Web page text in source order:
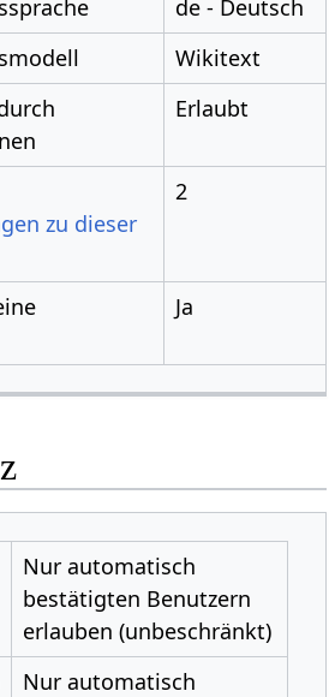
de - Deutsch
Wikitext
Erlaubt
zu dieser
2
Ja
Nur automatisch
bestätigten Benutzern
erlauben (unbeschränkt)
Nur automatisch